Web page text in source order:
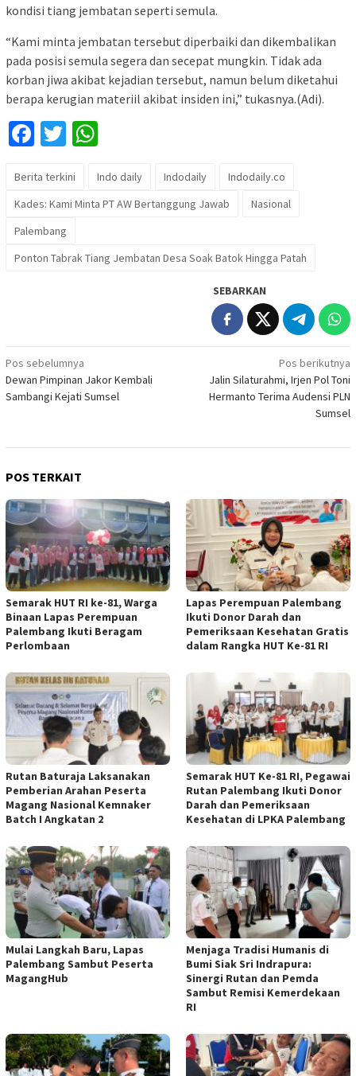
kondisi tiang jembatan seperti semula.
“Kami minta jembatan tersebut diperbaiki dan dikembalikan
pada posisi semula segera dan secepat mungkin. Tidak ada
korban jiwa akibat kejadian tersebut, namun belum diketahui
berapa kerugian materiil akibat insiden ini,” tukasnya.(Adi).
Facebook
Twitter
Berita terkini Indo daily Indodaily
Indodaily.co
Kades: Kami Minta PT AW Bertanggung Jawab
Nasional
Palembang
Ponton Tabrak Tiang Jembatan Desa Soak Batok Hingga Patah
SEBARKAN
Navigasi
pos
Pos sebelumnya
Dewan Pimpinan Jakor Kembali
Sambangi Kejati Sumsel
Pos berikutnya
Jalin Silaturahmi, Irjen Pol Toni
Hermanto Terima Audensi PLN
Sumsel
POS TERKAIT
Semarak HUT RI ke-81, Warga
Binaan Lapas Perempuan
Palembang Ikuti Beragam
Perlombaan
Lapas Perempuan Palembang
Ikuti Donor Darah dan
Pemeriksaan Kesehatan Gratis
dalam Rangka HUT Ke-81 RI
Rutan Baturaja Laksanakan
Pemberian Arahan Peserta
Magang Nasional Kemnaker
Batch I Angkatan 2
Semarak HUT Ke-81 RI, Pegawai
Rutan Palembang Ikuti Donor
Darah dan Pemeriksaan
Kesehatan di LPKA Palembang
Mulai Langkah Baru, Lapas
Palembang Sambut Peserta
MagangHub
Menjaga Tradisi Humanis di
Bumi Siak Sri Indrapura:
Sinergi Rutan dan Pemda
Sambut Remisi Kemerdekaan
RI